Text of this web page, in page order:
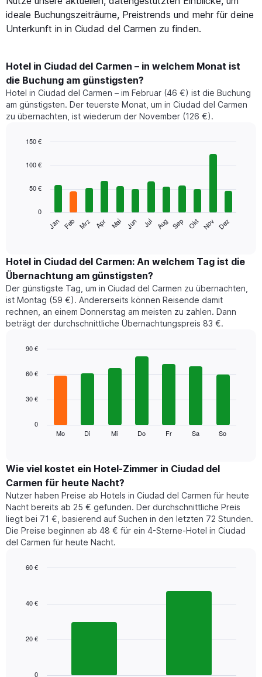
ideale Buchungszeiträume, Preistrends und mehr für deine
Unterkunft in in Ciudad del Carmen zu finden.
Hotel in Ciudad del Carmen – in welchem Monat ist
die Buchung am günstigsten?
Hotel in Ciudad del Carmen – im Februar (46 €) ist die Buchung
am günstigsten. Der teuerste Monat, um in Ciudad del Carmen
zu übernachten, ist wiederum der November (126 €).
chart
bars.
folgende
den
durchschnittlichen
Zimmerpreis
im
jeweiligen
Monat
an.
Diagramm
die
Monate
hat
1
Y-
Achse,
die
den
durchschnittlichen
Zimmerpreis
graphic.
Jan Feb Mrz Apr Mai Jun Jul Aug Sep Okt Nov Dez
0
50 €
100 €
150 €
Hotel in Ciudad del Carmen: An welchem Tag ist die
Übernachtung am günstigsten?
Der günstigste Tag, um in Ciudad del Carmen zu übernachten,
ist Montag (59 €). Andererseits können Reisende damit
rechnen, an einem Donnerstag am meisten zu zahlen. Dann
beträgt der durchschnittliche Übernachtungspreis 83 €.
chart
bars.
Das
folgende
den
durchschnittlichen
Preis
eines
Zimmers
für
den
jeweiligen
Das
die
Mo Di Mi Do Fr Sa So
0
30 €
60 €
90 €
Wie viel kostet ein Hotel-Zimmer in Ciudad del
Carmen für heute Nacht?
Nutzer haben Preise ab Hotels in Ciudad del Carmen für heute
Nacht bereits ab 25 € gefunden. Der durchschnittliche Preis
liegt bei 71 €, basierend auf Suchen in den letzten 72 Stunden.
Die Preise beginnen ab 48 € für ein 4-Sterne-Hotel in Ciudad
del Carmen für heute Nacht.
with
Das
zeigt
0
20 €
40 €
60 €